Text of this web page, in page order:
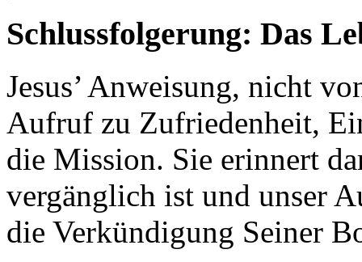
Schlussfolgerung: Das
Jesus’ Anweisung, nicht
Aufruf zu Zufriedenheit,
die Mission. Sie erinnert
vergänglich ist und unser
die Verkündigung Seiner